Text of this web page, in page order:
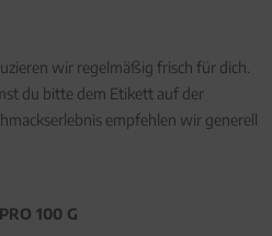
wir regelmäßig frisch für dich.
du bitte dem Etikett auf der
empfehlen wir generell
100 G